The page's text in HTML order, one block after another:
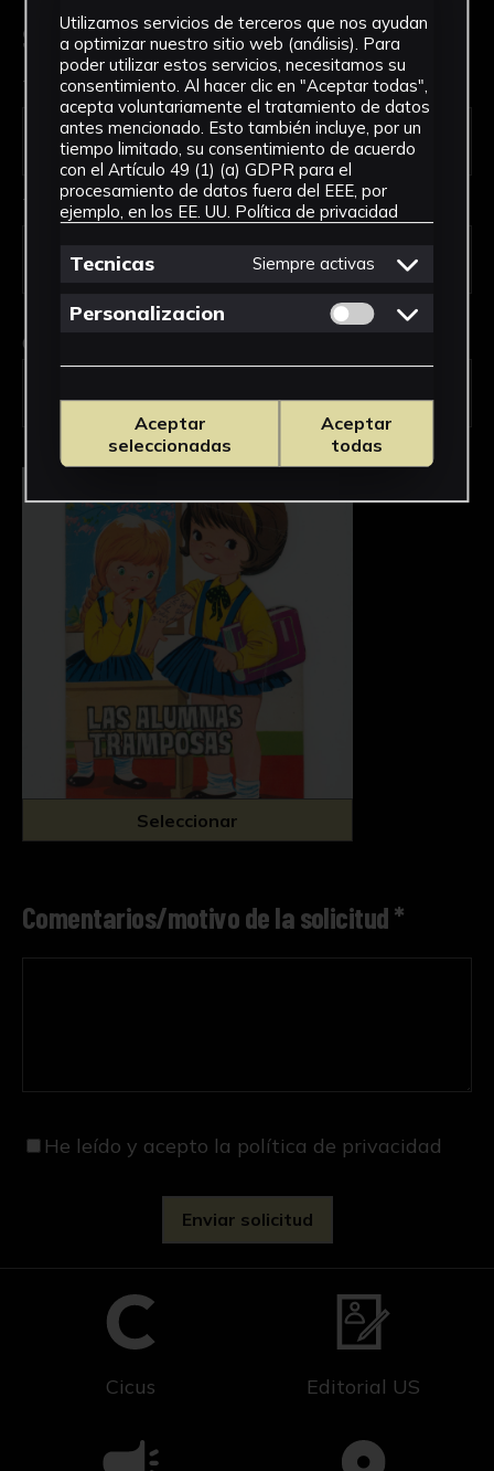
Solicitud de Servicio
Tipo de solicitud *
Tipo de uso *
Obra en la que está interesado/a
tramposas"
Seleccionar
Comentarios/motivo de la solicitud *
He leído y acepto la política de privacidad
Cicus Editorial US
Utilizamos servicios de terceros que nos ayudan
a optimizar nuestro sitio web (análisis). Para
poder utilizar estos servicios, necesitamos su
consentimiento. Al hacer clic en "Aceptar todas",
acepta voluntariamente el tratamiento de datos
antes mencionado. Esto también incluye, por un
tiempo limitado, su consentimiento de acuerdo
con el Artículo 49 (1) (a) GDPR para el
procesamiento de datos fuera del EEE, por
ejemplo, en los EE. UU. Política de privacidad
Tecnicas Siempre activas
Personalizacion Permitir cookies
Aceptar
seleccionadas
Aceptar
todas